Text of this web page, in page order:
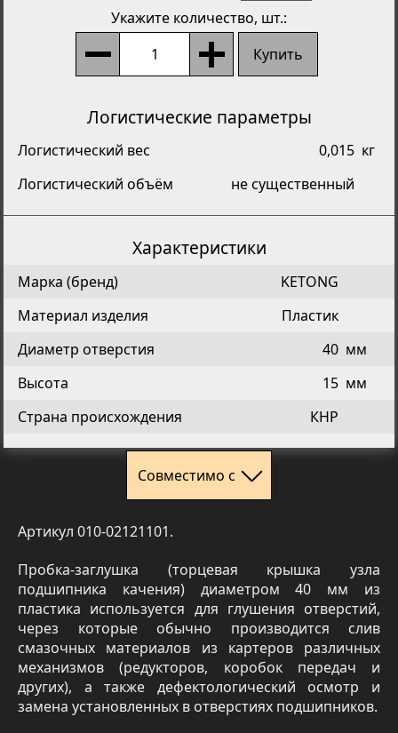
Укажите количество, шт.:
Купить
Логистические параметры
Логистический вес 0,015 кг
Логистический объём
не существенный
Характеристики
Марка (бренд)
KETONG
Материал изделия
Пластик
Диаметр отверстия
40 мм
Высота
15 мм
Страна происхождения
КНР
Совместимо с
Артикул 010-02121101.
Пробка-заглушка (торцевая крышка узла
подшипника качения) диаметром 40 мм из
пластика используется для глушения отверстий,
через которые обычно производится слив
смазочных материалов из картеров различных
механизмов (редукторов, коробок передач и
других), а также дефектологический осмотр и
замена установленных в отверстиях подшипников.